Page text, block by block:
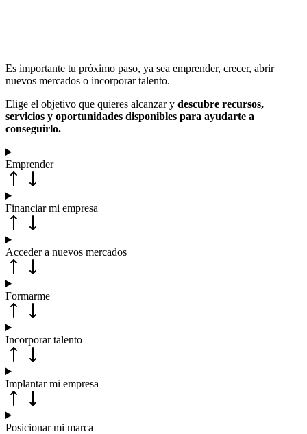
Es importante tu próximo paso, ya sea emprender, crecer, abrir
nuevos mercados o incorporar talento.
Elige el objetivo que quieres alcanzar y descubre recursos,
servicios y oportunidades disponibles para ayudarte a
conseguirlo.
Emprender
Financiar mi empresa
Acceder a nuevos mercados
Formarme
Incorporar talento
Implantar mi empresa
Posicionar mi marca